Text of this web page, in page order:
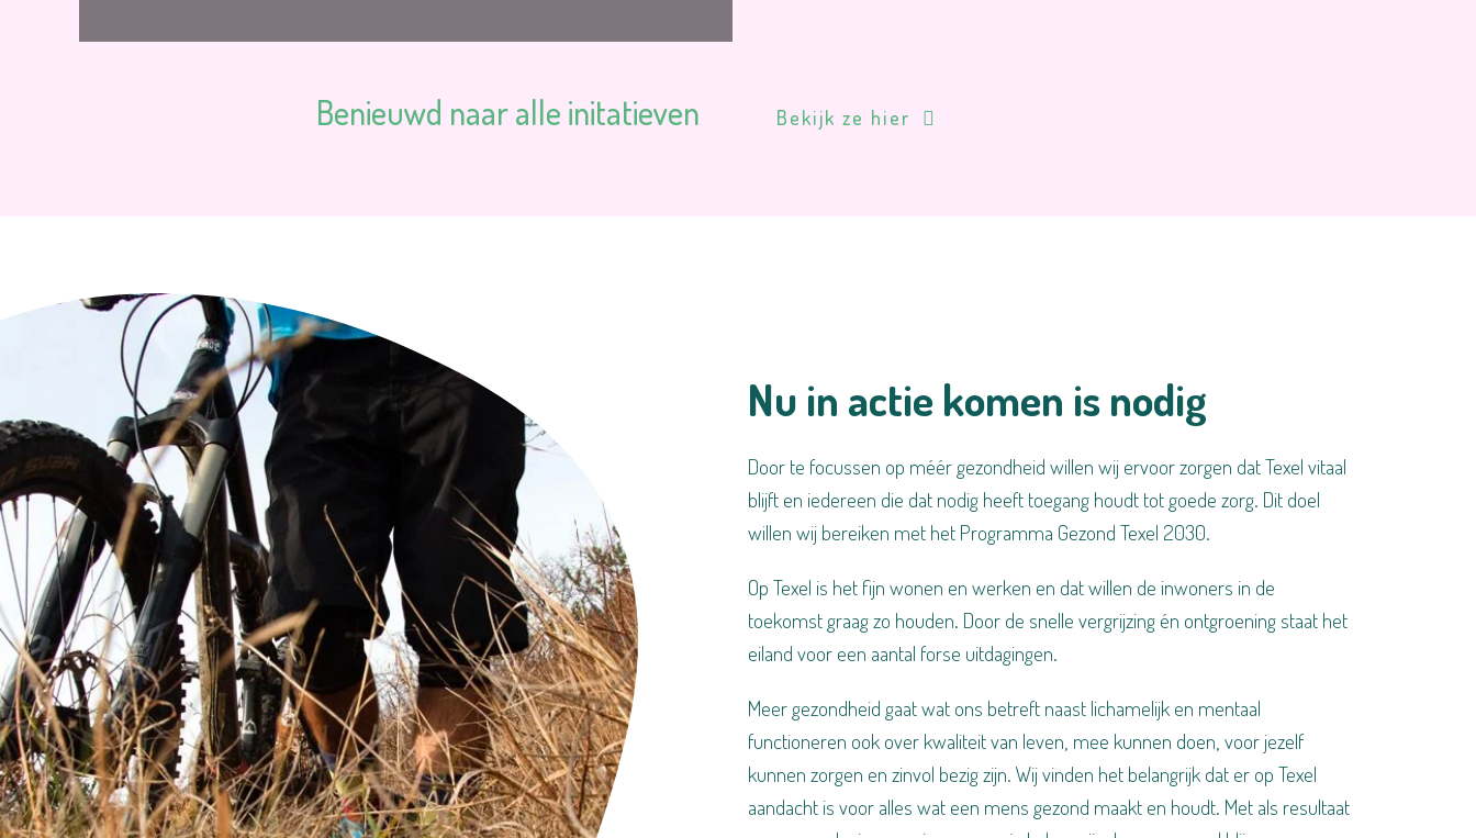
Benieuwd naar alle initatieven Bekijk ze hier
Nu in actie komen is nodig
Door te focussen op méér gezondheid willen wij ervoor zorgen dat Texel vitaal
blijft en iedereen die dat nodig heeft toegang houdt tot goede zorg. Dit doel
willen wij bereiken met het Programma Gezond Texel 2030.
Op Texel is het fijn wonen en werken en dat willen de inwoners in de
toekomst graag zo houden. Door de snelle vergrijzing ​én ontgroening staat het
eiland voor een aantal forse uitdagingen.
Meer gezondheid gaat wat ons betreft naast lichamelijk en mentaal
functioneren ook over kwaliteit van leven, mee kunnen doen, voor jezelf
kunnen zorgen en zinvol bezig zijn. Wij vinden het belangrijk dat er op Texel
aandacht is voor alles wat een mens gezond maakt en houdt. Met als resultaat